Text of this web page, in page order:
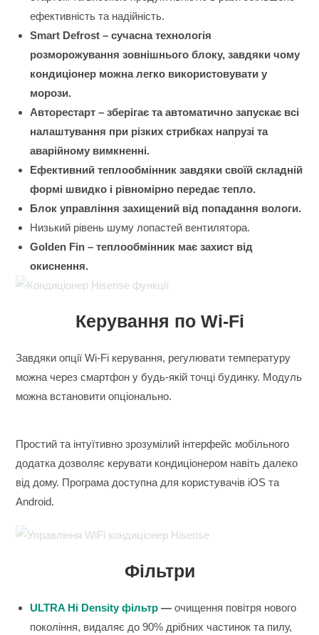
ефективність та надійність.
Smart Defrost – сучасна технологія
розморожування зовнішнього блоку, завдяки чому
кондиціонер можна легко використовувати у
морози.
Авторестарт – зберігає та автоматично запускає всі
налаштування при різких стрибках напрузі та
аварійному вимкненні.
Ефективний теплообмінник завдяки своїй складній
формі швидко і рівномірно передає тепло.
Блок управління захищений від попадання вологи.
Низький рівень шуму лопастей вентилятора.
Golden Fin – теплообмінник має захист від
окиснення.
Керування по Wi-Fi
Завдяки опції Wi-Fi керування, регулювати температуру
можна через смартфон у будь-якій точці будинку. Модуль
можна встановити опціонально.
Простий та інтуїтивно зрозумілий інтерфейс мобільного
додатка дозволяє керувати кондиціонером навіть далеко
від дому. Програма доступна для користувачів iOS та
Android.
Фільтри
ULTRA Hi Density фільтр — очищення повітря нового
покоління, видаляє до 90% дрібних частинок та пилу,